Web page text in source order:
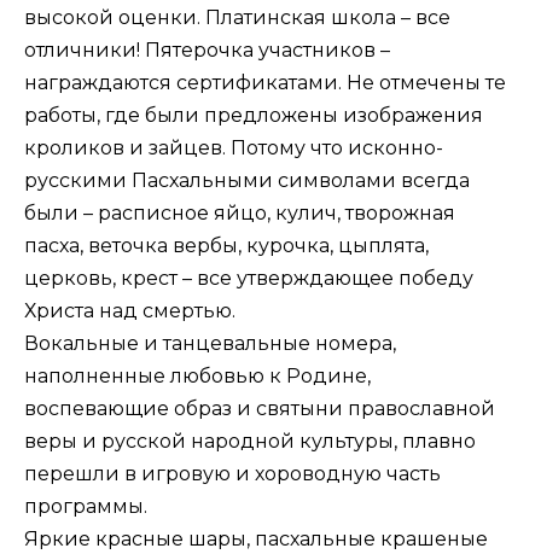
высокой оценки. Платинская школа – все
отличники! Пятерочка участников –
награждаются сертификатами. Не отмечены те
работы, где были предложены изображения
кроликов и зайцев. Потому что исконно-
русскими Пасхальными символами всегда
были – расписное яйцо, кулич, творожная
пасха, веточка вербы, курочка, цыплята,
церковь, крест – все утверждающее победу
Христа над смертью.
Вокальные и танцевальные номера,
наполненные любовью к Родине,
воспевающие образ и святыни православной
веры и русской народной культуры, плавно
перешли в игровую и хороводную часть
программы.
Яркие красные шары, пасхальные крашеные